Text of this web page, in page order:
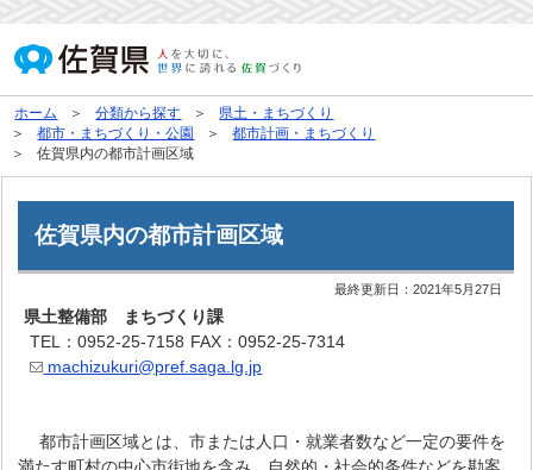
ホーム 分類から探す
県土・まちづくり
都市・まちづくり・公園
都市計画・まちづくり
佐賀県内の都市計画区域
佐賀県内の都市計画区域
最終更新日：2021年5月27日
県土整備部 まちづくり課
TEL：0952-25-7158 FAX：0952-25-7314
machizukuri@pref.saga.lg.jp
都市計画区域とは、市または人口・就業者数など一定の要件を